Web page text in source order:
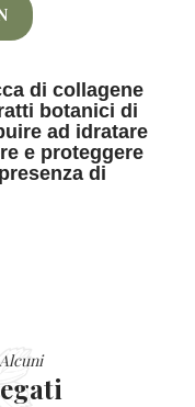
di collagene
botanici di
ad idratare
e proteggere
di